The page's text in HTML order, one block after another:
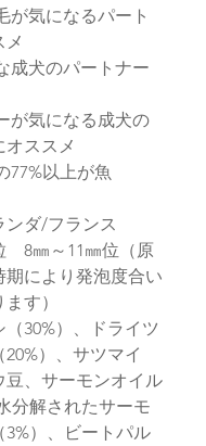
気になるパート
メ
成犬のパートナー
が気になる成犬の
ススメ
以上が魚
ダ/フランス
8㎜～11㎜位（原
期により発泡度合い
す）
30%）、ドライツ
）、サツマイ
豆、サーモンオイル
分解されたサーモ
3%）、ビートパル